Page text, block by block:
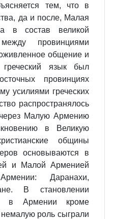
тем, что в
да и после, Малая
в состав великой
провинциями
общение и
греческий язык был
провинциях
усилиями греческих
распространялось
Малую Армению
в Великую
общины
основываются в
и Малой Арменией
Даранахи,
В становлении
в Армении кроме
немалую роль сыграли